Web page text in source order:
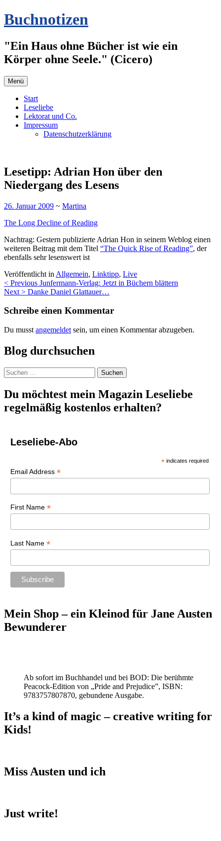
Zum
Inhalt
Buchnotizen
"Ein Haus ohne Bücher ist wie ein
Körper ohne Seele." (Cicero)
Menü
Start
Leseliebe
Lektorat und Co.
Impressum
Datenschutzerklärung
Lesetipp: Adrian Hon über den
Niedergang des Lesens
26. Januar 2009 ~ Martina
The Long Decline of Reading
Nachtrag: Gestern publizierte Adrian Hon in seinem Weblog einen
weiteren Beitrag mit dem Titel “The Quick Rise of Reading”, der
ebenfalls sehr lesenswert ist
Veröffentlicht in Allgemein, Linktipp, Live
Beitragsnavigation
< Previous Junfermann-Verlag: Jetzt in Büchern blättern
Next > Danke Daniel Glattauer…
Schreibe einen Kommentar
Du musst angemeldet sein, um einen Kommentar abzugeben.
Blog durchsuchen
Suchen
nach:
Du möchtest mein Magazin Leseliebe
regelmäßig kostenlos erhalten?
Leseliebe-Abo
* indicates required
Email Address *
First Name *
Last Name *
Mein Shop – ein Kleinod für Jane Austen
Bewunderer
Ab sofort im Buchhandel und bei BOD: Die berühmte
Peacock-Edition von „Pride and Prejudice”, ISBN:
9783757807870, gebundene Ausgabe.
It’s a kind of magic – creative writing for
Kids!
Miss Austen und ich
Just write!